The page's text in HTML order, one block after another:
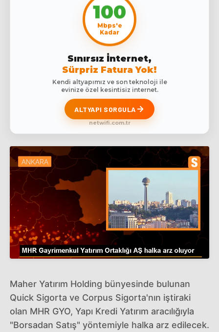
100
Mbps'e
Kadar
Sınırsız İnternet,
Sürpriz Fatura Yok!
Kendi altyapımız ve son teknoloji ile
evinize özel kesintisiz internet.
ALTYAPI SORGULA
netwifi.com.tr
Maher Yatırım Holding bünyesinde bulunan
Quick Sigorta ve Corpus Sigorta'nın iştiraki
olan MHR GYO, Yapı Kredi Yatırım aracılığıyla
"Borsadan Satış" yöntemiyle halka arz edilecek.